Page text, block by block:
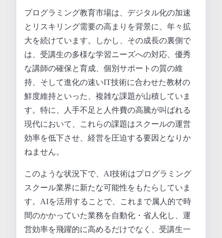
プログラミング教育市場は、デジタル化の加速
とリスキリング需要の高まりを背景に、年々拡
大を続けています。しかし、その成長の裏側で
は、受講生の多様な学習ニーズへの対応、優秀
な講師の確保と育成、個別サポートの質の維
持、そして進化の速いIT技術に合わせた教材の
鮮度維持といった、複雑な課題が山積していま
す。特に、人手不足と人件費の高騰が叫ばれる
現代において、これらの課題はスクールの運営
効率を低下させ、経営を圧迫する要因となりか
ねません。
このような状況下で、AI技術はプログラミング
スクール業界に新たな可能性をもたらしていま
す。AIを活用することで、これまで属人的で時
間のかかっていた業務を自動化・省人化し、運
営効率を飛躍的に高めるだけでなく、受講生一